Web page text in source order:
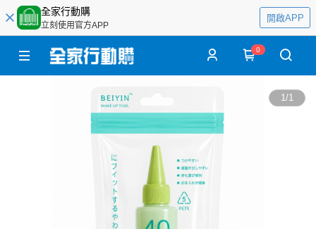
全家行動購
立刻使用官方APP
開啟APP
0
1/1